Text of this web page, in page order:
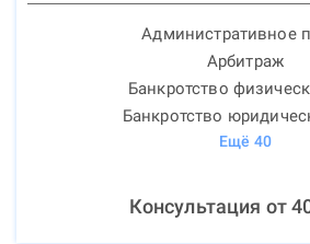
Административное
Арбитраж
Банкротство
Банкротство
Ещё 40
Консультация от